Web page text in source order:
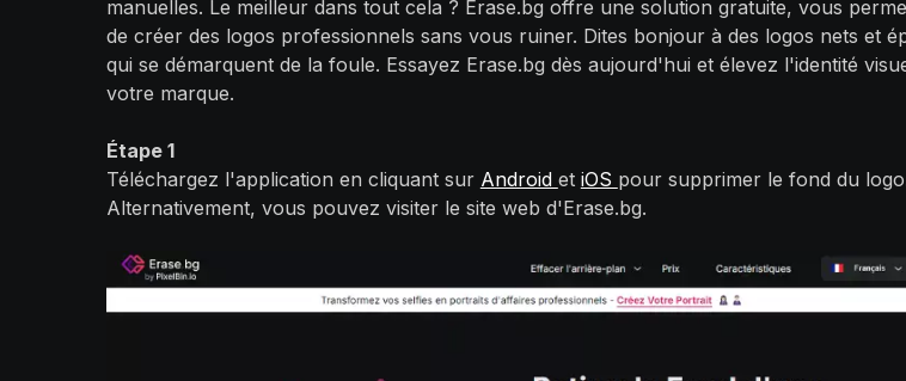
manuelles. Le meilleur dans tout cela ? Erase.bg offre une solution gratuite, vous
de créer des logos professionnels sans vous ruiner. Dites bonjour à des logos nets et
qui se démarquent de la foule. Essayez Erase.bg dès aujourd'hui et élevez l'identité
votre marque.
Étape 1
Téléchargez l'application en cliquant sur Android et iOS pour supprimer le fond du
Alternativement, vous pouvez visiter le site web d'Erase.bg.